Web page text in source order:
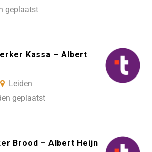
geplaatst
Kassa – Albert
Leiden
geplaatst
Brood – Albert Heijn